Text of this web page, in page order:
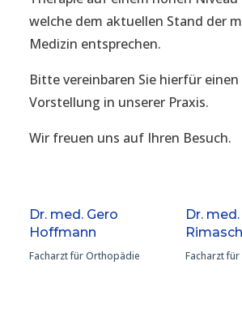
welche dem aktuellen Stand der
Medizin entsprechen.
Bitte vereinbaren Sie hierfür
Vorstellung in unserer Praxis.
Wir freuen uns auf Ihren Besuch.
Dr. med. Gero
Hoffmann
Facharzt für Orthopädie
Dr.
Rimasch
Facharzt